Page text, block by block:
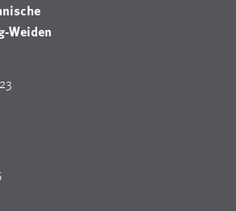
Weiden
erfassen Informationen anonym.
unsere Website nutzen.
_pk_id, _pk_ses